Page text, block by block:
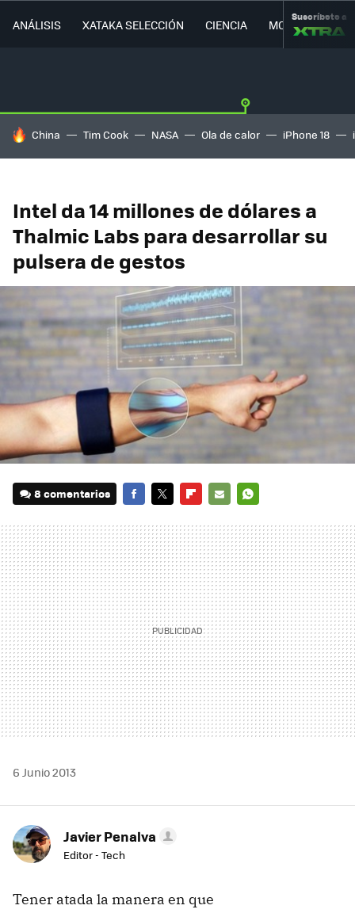
ANÁLISIS XATAKA SELECCIÓN CIENCIA MOVILIDAD
Suscríbete a
HOY SE HABLA DE
China Tim Cook NASA Ola de calor iPhone 18
Intel da 14 millones de dólares a
Thalmic Labs para desarrollar su
pulsera de gestos
8 comentarios
MAIL
6 Junio 2013
Javier Penalva
Editor - Tech
Tener atada la manera en que